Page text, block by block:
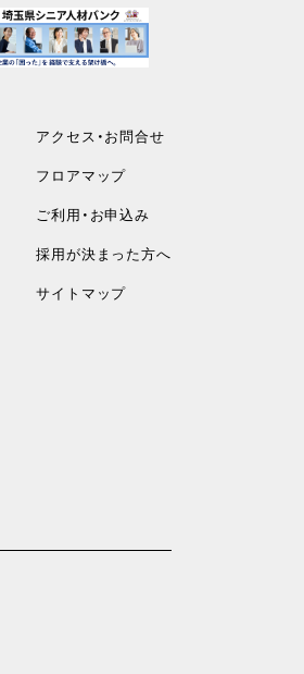
アクセス・お問合せ
フロアマップ
ご利用・お申込み
採用が決まった方へ
サイトマップ